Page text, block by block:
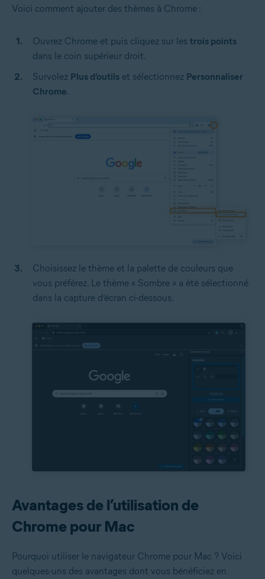
Voici comment ajouter des thèmes à Chrome :
Ouvrez Chrome et puis cliquez sur les trois points
dans le coin supérieur droit.
Survolez Plus d’outils et sélectionnez Personnaliser
Chrome.
Choisissez le thème et la palette de couleurs que
vous préférez. Le thème « Sombre » a été sélectionné
dans la capture d’écran ci-dessous.
Avantages de l’utilisation de
Chrome pour Mac
Pourquoi utiliser le navigateur Chrome pour Mac ? Voici
quelques-uns des avantages dont vous bénéficiez en